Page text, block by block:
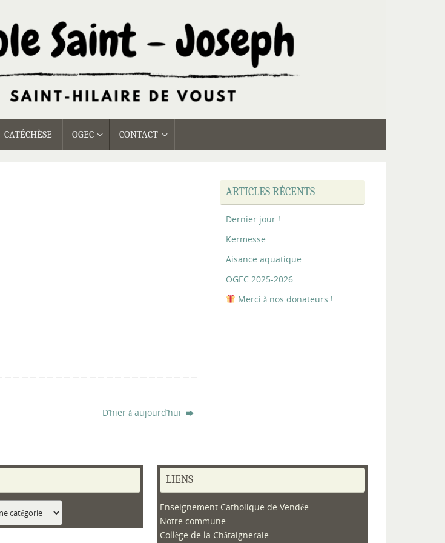
CATÉCHÈSE OGEC CONTACT
D’hier à aujourd’hui
ARTICLES RÉCENTS
Dernier jour !
Kermesse
Aisance aquatique
OGEC 2025-2026
Merci à nos donateurs !
LIENS
Enseignement Catholique de Vendée
Notre commune
Collège de la Châtaigneraie